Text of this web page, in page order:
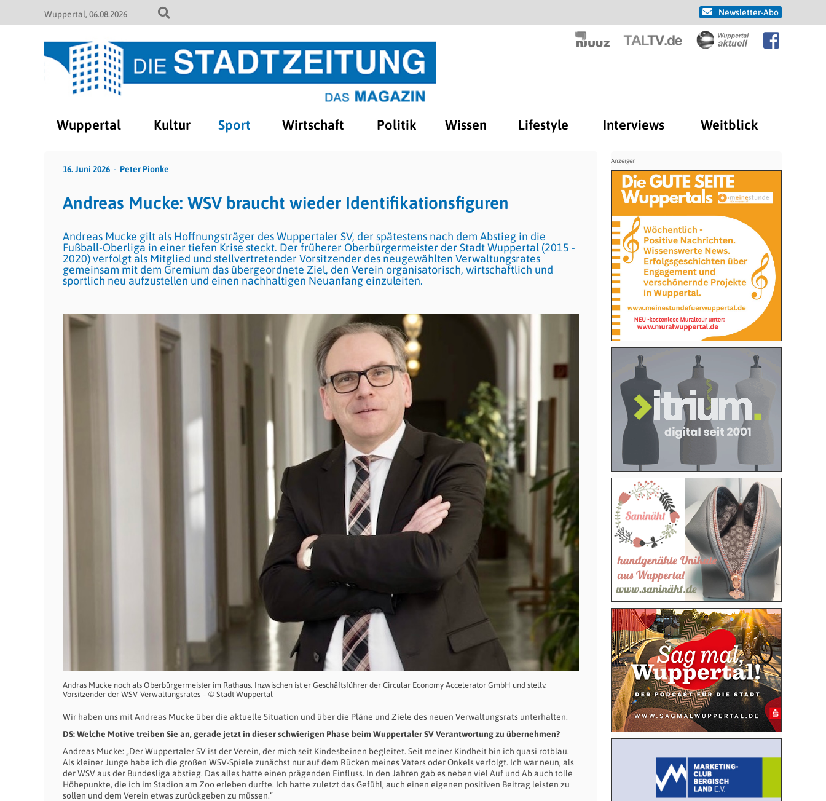
Wuppertal 06.08.2026 Newsletter-Abo
Wuppertal Kultur Sport Wirtschaft Politik Wissen Lifestyle Interviews Weitblick
16. Juni 2026 Peter Pionke
Andreas Mucke: WSV braucht wieder Identifikationsfiguren
Andreas Mucke gilt als Hoffnungsträger des Wuppertaler SV, der spätestens nach dem Abstieg in die
Fußball-Oberliga in einer tiefen Krise steckt. Der früherer Oberbürgermeister der Stadt Wuppertal (2015 -
2020) verfolgt als Mitglied und stellvertretender Vorsitzender des neugewählten Verwaltungsrates
gemeinsam mit dem Gremium das übergeordnete Ziel, den Verein organisatorisch, wirtschaftlich und
sportlich neu aufzustellen und einen nachhaltigen Neuanfang einzuleiten.
Andras Mucke noch als Oberbürgermeister im Rathaus. Inzwischen ist er Geschäftsführer der Circular Economy Accelerator GmbH und stellv.
Vorsitzender der WSV-Verwaltungsrates – © Stadt Wuppertal
Wir haben uns mit Andreas Mucke über die aktuelle Situation und über die Pläne und Ziele des neuen Verwaltungsrats unterhalten.
DS: Welche Motive treiben Sie an, gerade jetzt in dieser schwierigen Phase beim Wuppertaler SV Verantwortung zu übernehmen?
Andreas Mucke: „Der Wuppertaler SV ist der Verein, der mich seit Kindesbeinen begleitet. Seit meiner Kindheit bin ich quasi rotblau.
Als kleiner Junge habe ich die großen WSV-Spiele zunächst nur auf dem Rücken meines Vaters oder Onkels verfolgt. Ich war neun, als
der WSV aus der Bundesliga abstieg. Das alles hatte einen prägenden Einfluss. In den Jahren gab es neben viel Auf und Ab auch tolle
Höhepunkte, die ich im Stadion am Zoo erleben durfte. Ich hatte zuletzt das Gefühl, auch einen eigenen positiven Beitrag leisten zu
sollen und dem Verein etwas zurückgeben zu müssen.“